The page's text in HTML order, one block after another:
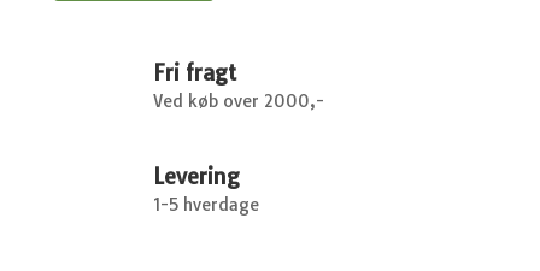
Fri fragt
Ved køb over 2000,-
Levering
1-5 hverdage